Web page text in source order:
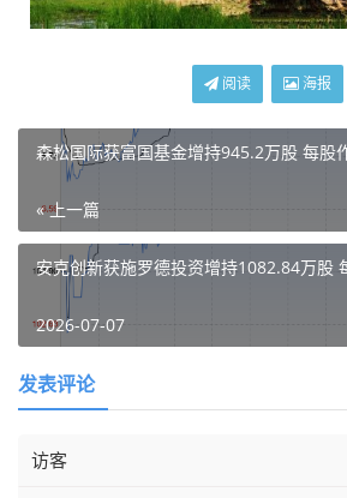
阅读 海报
森松国际获富国基金增持945.2万股 每股
« 上一篇
安克创新获施罗德投资增持1082.84万股
2026-07-07
发表评论